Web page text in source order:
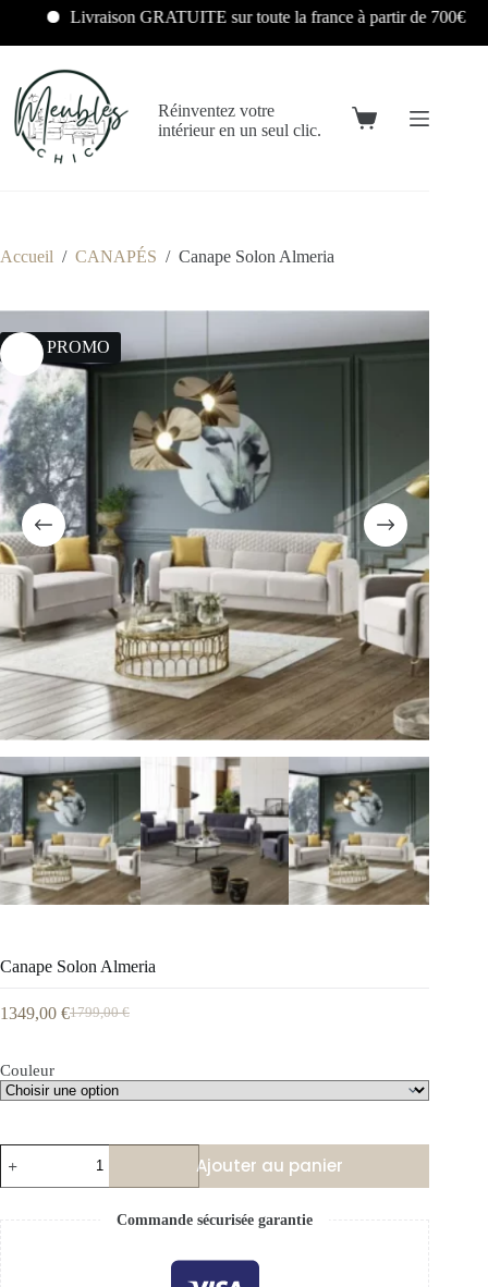
Livraison GRATUITE sur toute la france à partir de 700€
Réinventez votre
intérieur en un seul clic.
Accueil / CANAPÉS / Canape Solon Almeria
25% PROMO
Canape Solon Almeria
1799,00€
1349,00 €
Couleur
Ajouter au panier
Commande sécurisée garantie